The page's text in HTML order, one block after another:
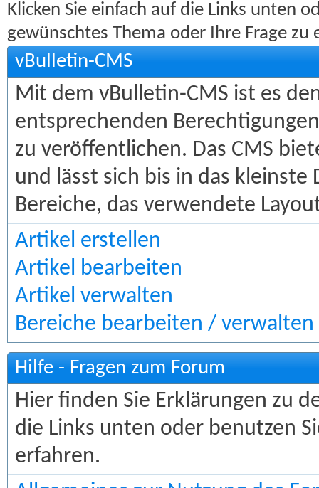
Klicken Sie einfach auf die Links unten
gewünschtes Thema oder Ihre Frage zu
vBulletin-CMS
Mit dem vBulletin-CMS ist es
entsprechenden
zu veröffentlichen. Das CMS
und lässt sich bis in das kleinste
Bereiche, das verwendete
Artikel erstellen
Artikel bearbeiten
Artikel verwalten
Bereiche bearbeiten / verwalten
Hilfe - Fragen zum Forum
Hier finden Sie Erklärungen zu
die Links unten oder benutzen
erfahren.